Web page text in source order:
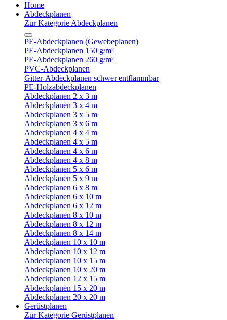
Home
Abdeckplanen
Zur Kategorie Abdeckplanen
PE-Abdeckplanen (Gewebeplanen)
PE-Abdeckplanen 150 g/m²
PE-Abdeckplanen 260 g/m²
PVC-Abdeckplanen
Gitter-Abdeckplanen schwer entflammbar
PE-Holzabdeckplanen
Abdeckplanen 2 x 3 m
Abdeckplanen 3 x 4 m
Abdeckplanen 3 x 5 m
Abdeckplanen 3 x 6 m
Abdeckplanen 4 x 4 m
Abdeckplanen 4 x 5 m
Abdeckplanen 4 x 6 m
Abdeckplanen 4 x 8 m
Abdeckplanen 5 x 6 m
Abdeckplanen 5 x 9 m
Abdeckplanen 6 x 8 m
Abdeckplanen 6 x 10 m
Abdeckplanen 6 x 12 m
Abdeckplanen 8 x 10 m
Abdeckplanen 8 x 12 m
Abdeckplanen 8 x 14 m
Abdeckplanen 10 x 10 m
Abdeckplanen 10 x 12 m
Abdeckplanen 10 x 15 m
Abdeckplanen 10 x 20 m
Abdeckplanen 12 x 15 m
Abdeckplanen 15 x 20 m
Abdeckplanen 20 x 20 m
Gerüstplanen
Zur Kategorie Gerüstplanen